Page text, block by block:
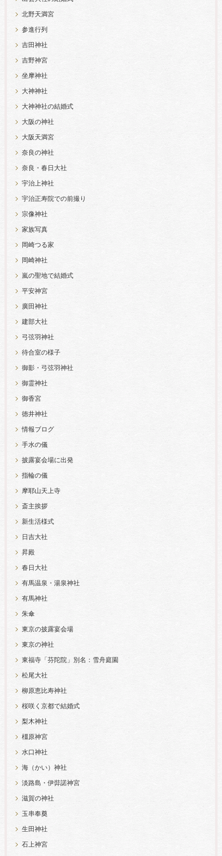
北野天満宮
参進行列
吉田神社
吉野神宮
坐摩神社
大神神社
大神神社の結婚式
大阪の神社
大阪天満宮
奈良の神社
奈良・春日大社
宇治上神社
宇治正寿院での前撮り
宗像神社
家族写真
岡崎つる家
岡崎神社
嵐の聖地で結婚式
平安神宮
廣田神社
建部大社
弓弦羽神社
待合室の様子
御影・弓弦羽神社
御霊神社
御香宮
徳井神社
情報ブログ
手水の儀
披露宴会場に出発
指輪の儀
摩耶山天上寺
斎主挨拶
新生活様式
日吉大社
昇殿
春日大社
有馬温泉・湯泉神社
有馬神社
朱傘
東京の披露宴会場
東京の神社
東福寺「芬陀院」別名：雪舟庭園
松尾大社
柳原恵比寿神社
桜咲く京都で結婚式
梨木神社
橿原神宮
水口神社
海（かい）神社
淡路島・伊弉諾神宮
滋賀の神社
玉串奉奠
生田神社
石上神宮